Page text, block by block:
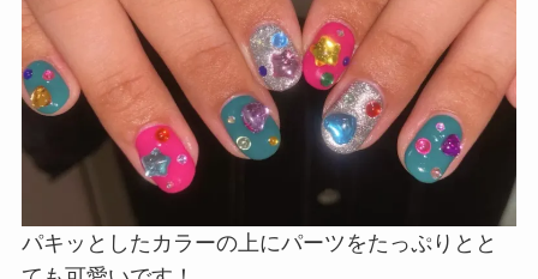
パキッとしたカラーの上にパーツをたっぷりとと